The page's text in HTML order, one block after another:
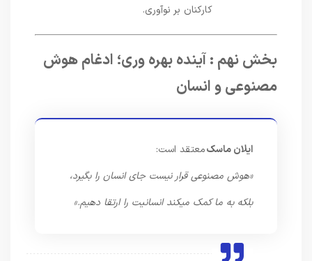
کارکنان بر نوآوری.
بخش نهم : آینده بهره وری؛ ادغام هوش
مصنوعی و انسان
ایلان ماسکمعتقد است:
«هوش مصنوعی قرار نیست جای انسان را بگیرد،
بلکه به ما کمک میکند انسانیت را ارتقا دهیم.»